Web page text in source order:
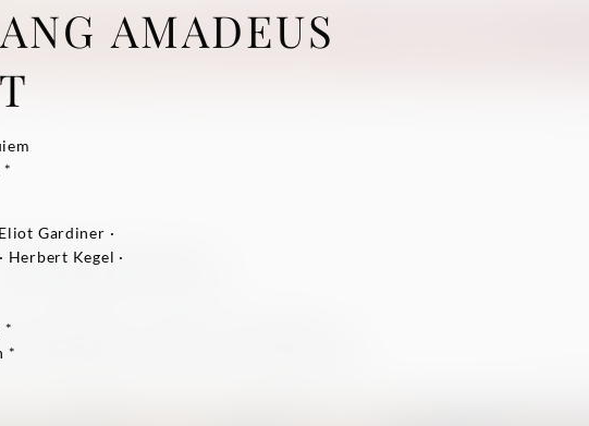
AMADEUS
*
Gardiner ·
Herbert Kegel ·
*
*